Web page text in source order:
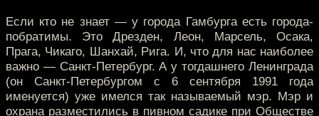
Если кто не знает — у города Гамбурга есть города-
побратимы. Это Дрезден, Леон, Марсель, Осака,
Прага, Чикаго, Шанхай, Рига. И, что для нас наиболее
важно — Санкт-Петербург. А у тогдашнего Ленинграда
(он Санкт-Петербургом с 6 сентября 1991 года
именуется) уже имелся так называемый мэр. Мэр и
охрана разместились в пивном садике при Обществе